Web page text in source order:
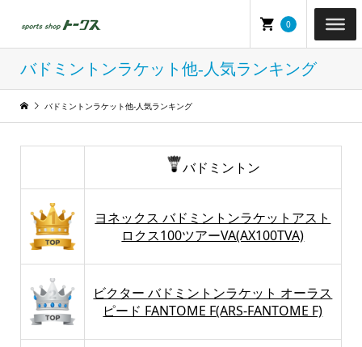
0
バドミントンラケット他-人気ランキング
バドミントンラケット他-人気ランキング
バドミントン
ヨネックス バドミントンラケットアスト
ロクス100ツアーVA(AX100TVA)
ビクター バドミントンラケット オーラス
ピード FANTOME F(ARS-FANTOME F)